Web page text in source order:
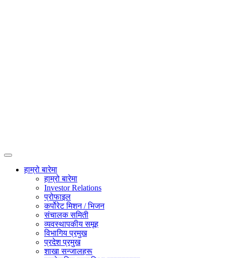
हाम्रो बारेमा
हाम्रो बारेमा
Investor Relations
प्रोफाइल
कर्पोरेट मिशन / भिजन
संचालक समिती
व्यवस्थापकीय समूह
विभागिय प्रमुख
प्रदेश प्रमुख
शाखा सन्जालहरू